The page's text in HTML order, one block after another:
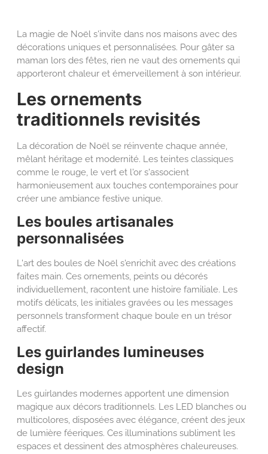
La magie de Noël s'invite dans nos maisons avec des
décorations uniques et personnalisées. Pour gâter sa
maman lors des fêtes, rien ne vaut des ornements qui
apporteront chaleur et émerveillement à son intérieur.
Les ornements
traditionnels revisités
La décoration de Noël se réinvente chaque année,
mêlant héritage et modernité. Les teintes classiques
comme le rouge, le vert et l'or s'associent
harmonieusement aux touches contemporaines pour
créer une ambiance festive unique.
Les boules artisanales
personnalisées
L'art des boules de Noël s'enrichit avec des créations
faites main. Ces ornements, peints ou décorés
individuellement, racontent une histoire familiale. Les
motifs délicats, les initiales gravées ou les messages
personnels transforment chaque boule en un trésor
affectif.
Les guirlandes lumineuses
design
Les guirlandes modernes apportent une dimension
magique aux décors traditionnels. Les LED blanches ou
multicolores, disposées avec élégance, créent des jeux
de lumière féeriques. Ces illuminations subliment les
espaces et dessinent des atmosphères chaleureuses.